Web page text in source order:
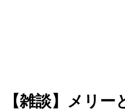
【雑談】メリー